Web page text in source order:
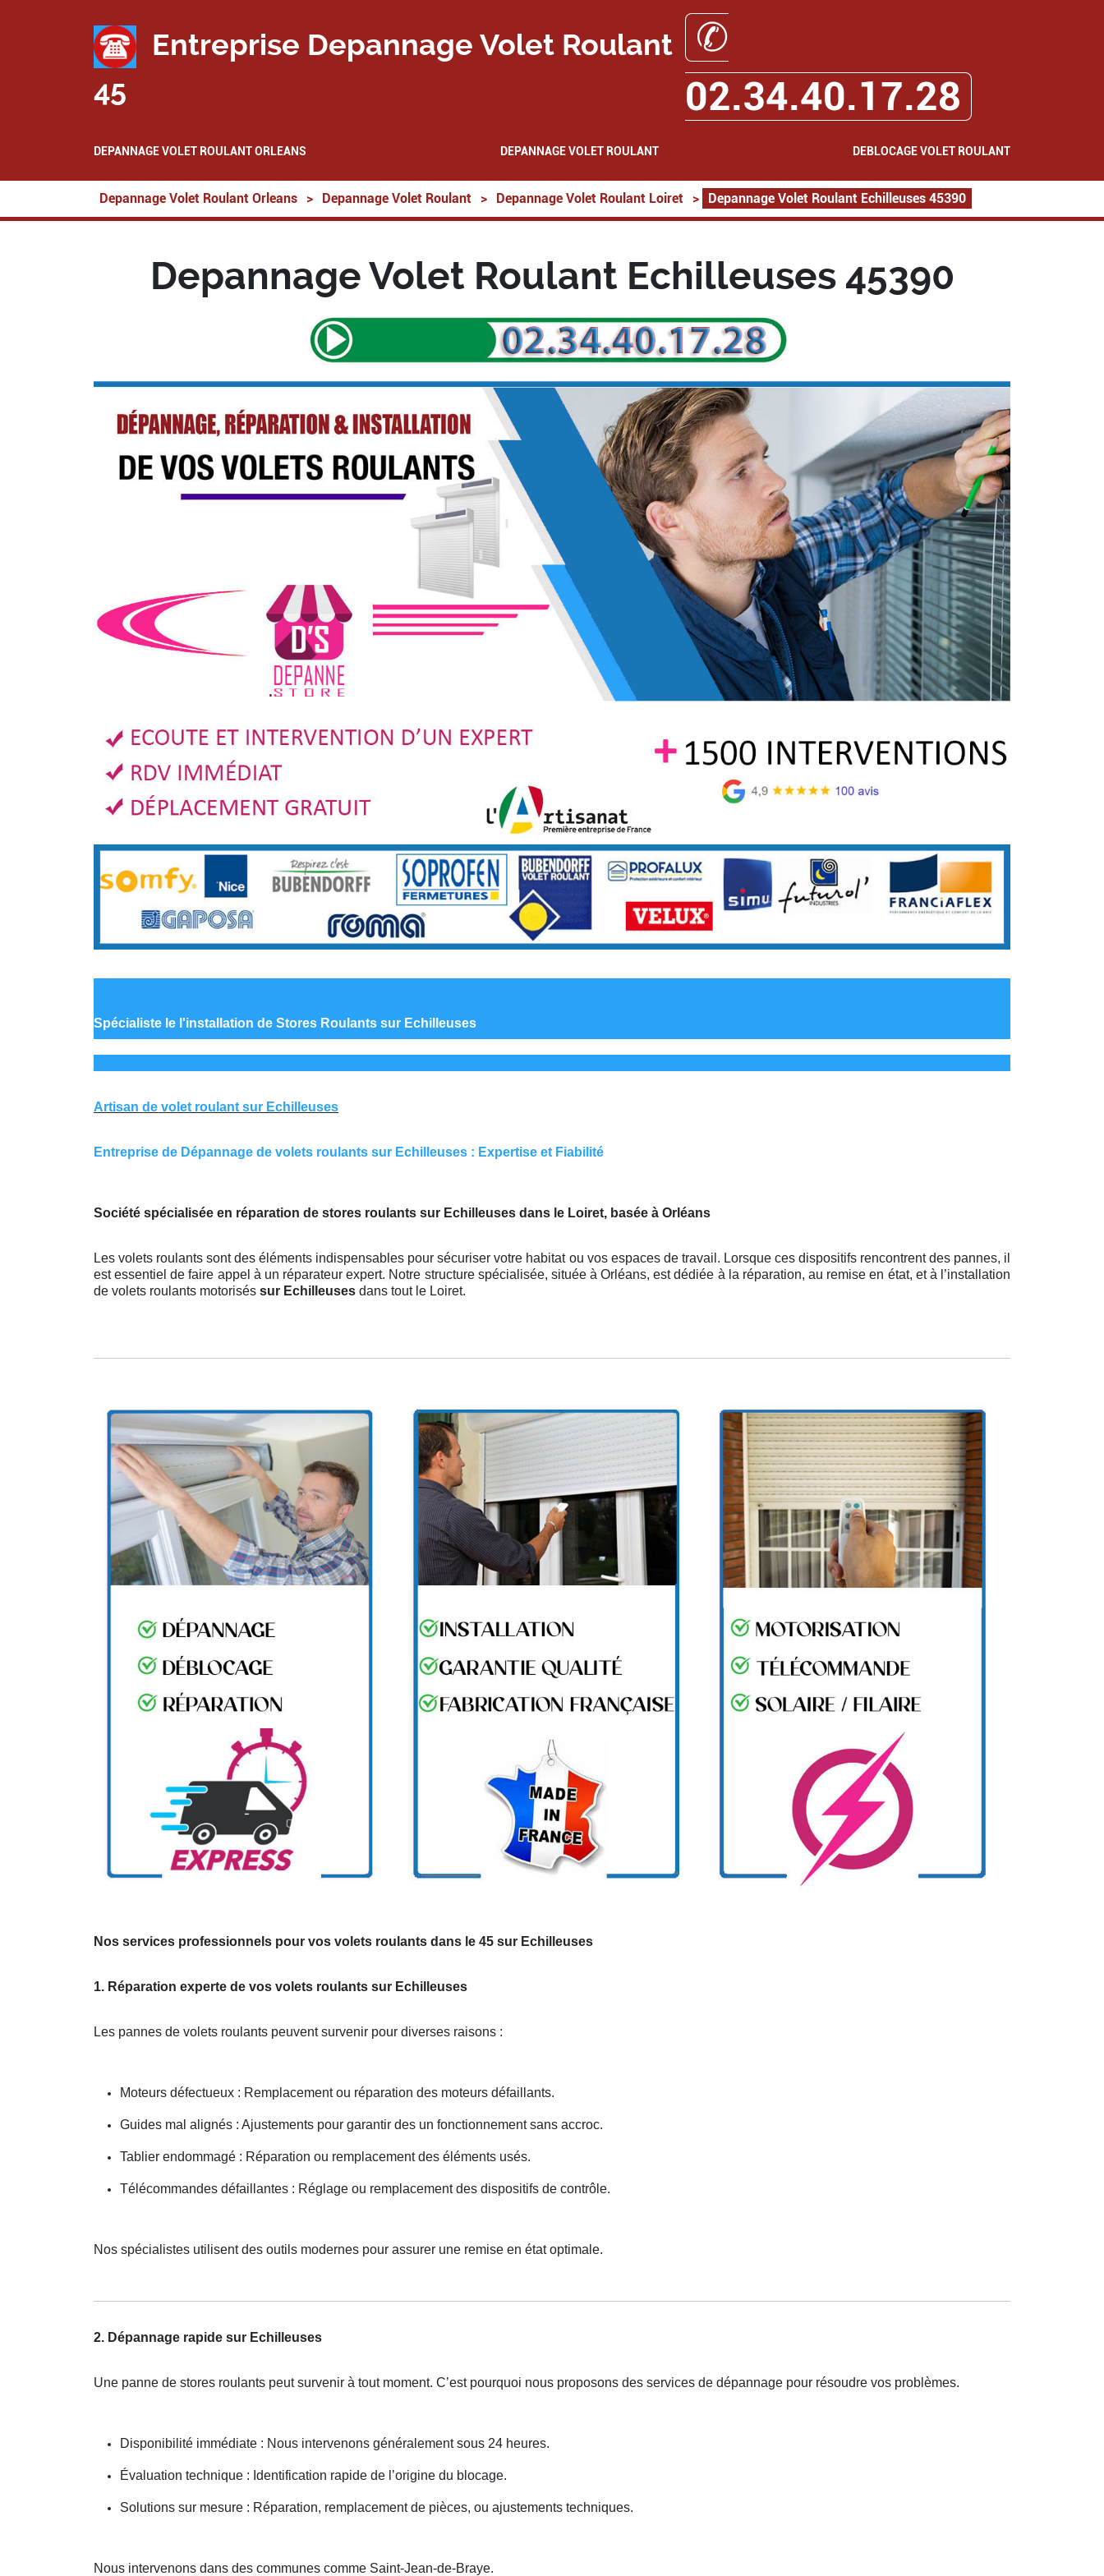
Entreprise Depannage Volet Roulant
45
✆
02.34.40.17.28
DEPANNAGE VOLET ROULANT ORLEANS DEPANNAGE VOLET ROULANT DEBLOCAGE VOLET ROULANT
Depannage Volet Roulant Orleans > Depannage Volet Roulant > Depannage Volet Roulant Loiret > Depannage Volet Roulant Echilleuses 45390
Depannage Volet Roulant Echilleuses 45390
Spécialiste le l'installation de Stores Roulants sur Echilleuses
Artisan de volet roulant sur Echilleuses
Entreprise de Dépannage de volets roulants sur Echilleuses : Expertise et Fiabilité
Société spécialisée en réparation de stores roulants sur Echilleuses dans le Loiret, basée à Orléans
Les volets roulants sont des éléments indispensables pour sécuriser votre habitat ou vos espaces de travail. Lorsque ces dispositifs rencontrent des pannes, il
est essentiel de faire appel à un réparateur expert. Notre structure spécialisée, située à Orléans, est dédiée à la réparation, au remise en état, et à l’installation
de volets roulants motorisés sur Echilleuses dans tout le Loiret.
Nos services professionnels pour vos volets roulants dans le 45 sur Echilleuses
1. Réparation experte de vos volets roulants sur Echilleuses
Les pannes de volets roulants peuvent survenir pour diverses raisons :
Moteurs défectueux : Remplacement ou réparation des moteurs défaillants.
Guides mal alignés : Ajustements pour garantir des un fonctionnement sans accroc.
Tablier endommagé : Réparation ou remplacement des éléments usés.
Télécommandes défaillantes : Réglage ou remplacement des dispositifs de contrôle.
Nos spécialistes utilisent des outils modernes pour assurer une remise en état optimale.
2. Dépannage rapide sur Echilleuses
Une panne de stores roulants peut survenir à tout moment. C’est pourquoi nous proposons des services de dépannage pour résoudre vos problèmes.
Disponibilité immédiate : Nous intervenons généralement sous 24 heures.
Évaluation technique : Identification rapide de l’origine du blocage.
Solutions sur mesure : Réparation, remplacement de pièces, ou ajustements techniques.
Nous intervenons dans des communes comme Saint-Jean-de-Braye.